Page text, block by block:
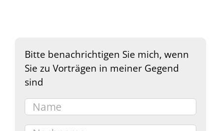
Bitte benachrichtigen Sie mich, wenn
Sie zu Vorträgen in meiner Gegend
sind